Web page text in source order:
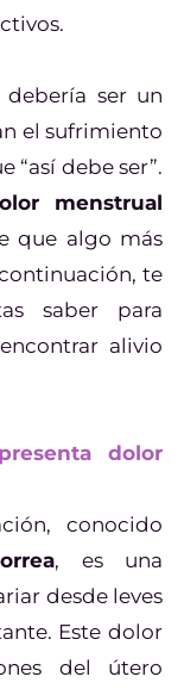
ser un
el sufrimiento
“así debe ser”.
menstrual
que algo más
te
saber para
alivio
dolor
conocido
, es una
desde leves
Este dolor
del útero